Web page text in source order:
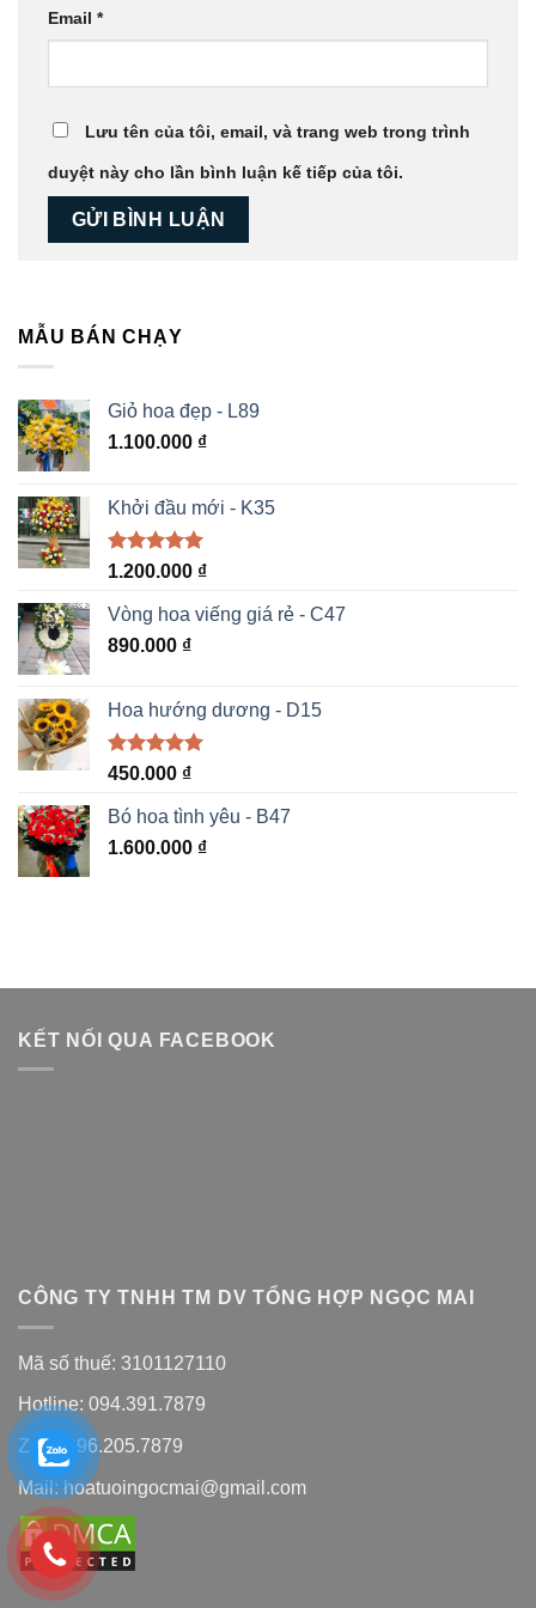
Email *
Lưu tên của tôi, email, và trang web trong trình
duyệt này cho lần bình luận kế tiếp của tôi.
MẪU BÁN CHẠY
Giỏ hoa đẹp - L89
1.100.000 ₫
Khởi đầu mới - K35
Được xếp
5 sao
1.200.000 ₫
Vòng hoa viếng giá rẻ - C47
890.000 ₫
Hoa hướng dương - D15
Được xếp
5 sao
450.000 ₫
Bó hoa tình yêu - B47
1.600.000 ₫
KẾT NỐI QUA FACEBOOK
CÔNG TY TNHH TM DV TỔNG HỢP NGỌC MAI
Mã số thuế: 3101127110
Hotline: 094.391.7879
Zalo: 096.205.7879
Mail: hoatuoingocmai@gmail.com